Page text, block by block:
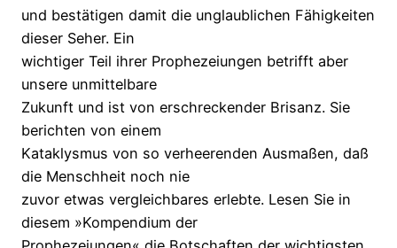
und bestätigen damit die unglaublichen Fähigkeiten
dieser Seher. Ein
wichtiger Teil ihrer Prophezeiungen betrifft aber
unsere unmittelbare
Zukunft und ist von erschreckender Brisanz. Sie
berichten von einem
Kataklysmus von so verheerenden Ausmaßen, daß
die Menschheit noch nie
zuvor etwas vergleichbares erlebte. Lesen Sie in
diesem »Kompendium der